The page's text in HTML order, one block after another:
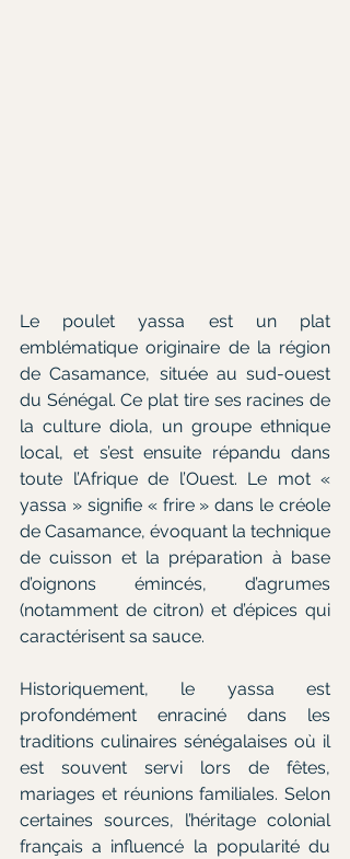
Le poulet yassa est un plat
emblématique originaire de la région
de Casamance, située au sud-ouest
du Sénégal. Ce plat tire ses racines de
la culture diola, un groupe ethnique
local, et s’est ensuite répandu dans
toute l’Afrique de l’Ouest. Le mot «
yassa » signifie « frire » dans le créole
de Casamance, évoquant la technique
de cuisson et la préparation à base
d’oignons émincés, d’agrumes
(notamment de citron) et d’épices qui
caractérisent sa sauce.
Historiquement, le yassa est
profondément enraciné dans les
traditions culinaires sénégalaises où il
est souvent servi lors de fêtes,
mariages et réunions familiales. Selon
certaines sources, l’héritage colonial
français a influencé la popularité du